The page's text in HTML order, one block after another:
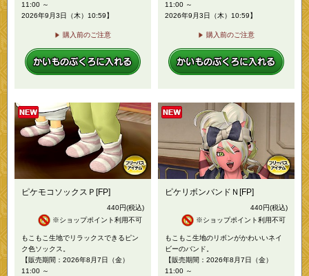
11:00 ～
2026年9月3日（木）10:59】
購入前のご注意
11:00 ～
2026年9月3日（木）10:59】
購入前のご注意
ピケモコソックスＰ[FP]
440円(税込)
※ショップポイント利用不可
もこもこ生地でリラックスできるピン
ク色ソックス。
【販売期間：2026年8月7日（金）
11:00 ～
ピケリボンバンドＮ[FP]
440円(税込)
※ショップポイント利用不可
もこもこ生地のリボンがかわいいネイ
ビーのバンド。
【販売期間：2026年8月7日（金）
11:00 ～